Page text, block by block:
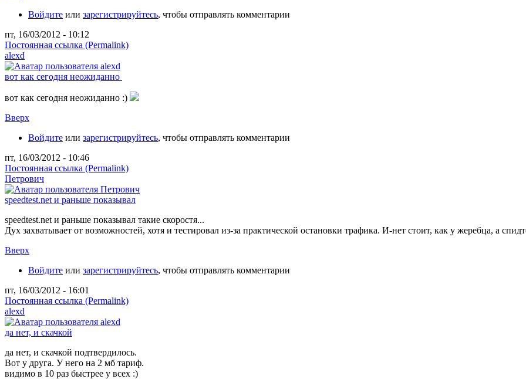
Войдите или зарегистрируйтесь, чтобы отправлять комментарии
пт, 16/03/2012 - 10:12
Постоянная ссылка (Permalink)
alexd
вот как сегодня неожиданно
вот как сегодня неожиданно :)
Вверх
Войдите или зарегистрируйтесь, чтобы отправлять комментарии
пт, 16/03/2012 - 10:46
Постоянная ссылка (Permalink)
Петрович
speedtest.net и раньше показывал
speedtest.net и раньше показывал такие скоростя...
Дух захватывает от возможностей, хотя и тестировал из-за практической остановки трафика. И-нет стоит, как у жеребца, а
Вверх
Войдите или зарегистрируйтесь, чтобы отправлять комментарии
пт, 16/03/2012 - 16:01
Постоянная ссылка (Permalink)
alexd
да нет, и скачкой
да нет, и скачкой подтвердилось.
Вот у друга. У него на 2 мб тариф.
видимо в 10 раз быстрее у всех :)